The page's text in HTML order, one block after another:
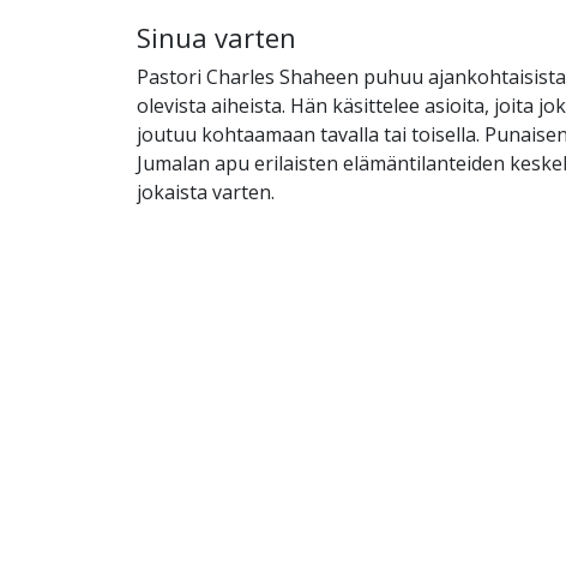
Sinua varten
Pastori Charles Shaheen puhuu
olevista aiheista. Hän käsittelee asioita, joita
joutuu kohtaamaan tavalla tai toisella.
Jumalan apu erilaisten elämäntilanteiden
jokaista varten.